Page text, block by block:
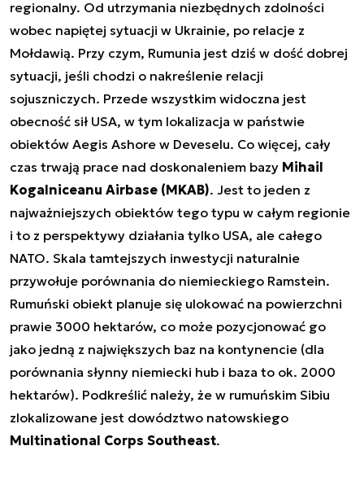
regionalny. Od utrzymania niezbędnych zdolności
wobec napiętej sytuacji w Ukrainie, po relacje z
Mołdawią. Przy czym, Rumunia jest dziś w dość dobrej
sytuacji, jeśli chodzi o nakreślenie relacji
sojuszniczych. Przede wszystkim widoczna jest
obecność sił USA, w tym lokalizacja w państwie
obiektów Aegis Ashore w Deveselu. Co więcej, cały
czas trwają prace nad doskonaleniem bazy Mihail
Kogalniceanu Airbase (MKAB). Jest to jeden z
najważniejszych obiektów tego typu w całym regionie
i to z perspektywy działania tylko USA, ale całego
NATO. Skala tamtejszych inwestycji naturalnie
przywołuje porównania do niemieckiego Ramstein.
Rumuński obiekt planuje się ulokować na powierzchni
prawie 3000 hektarów, co może pozycjonować go
jako jedną z największych baz na kontynencie (dla
porównania słynny niemiecki hub i baza to ok. 2000
hektarów). Podkreślić należy, że w rumuńskim Sibiu
zlokalizowane jest dowództwo natowskiego
Multinational Corps Southeast.